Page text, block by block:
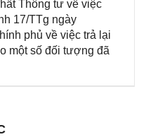
Thông tư về việc
17/TTg ngày
phủ về việc trả lại
một số đối tượng đã